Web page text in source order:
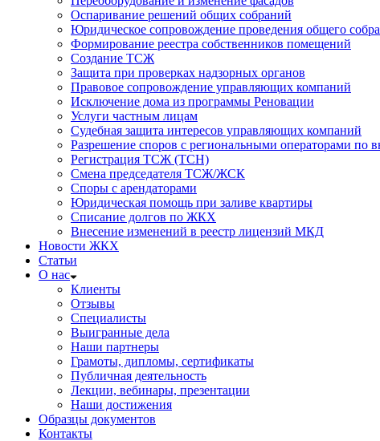
Оспаривание решений общих собраний
Юридическое сопровождение проведения общего
Формирование реестра собственников помещений
Создание ТСЖ
Защита при проверках надзорных органов
Правовое сопровождение управляющих компаний
Исключение дома из программы Реновации
Услуги частным лицам
Судебная защита интересов управляющих компаний
Разрешение споров с региональными операторами по
Регистрация ТСЖ (ТСН)
Смена председателя ТСЖ/ЖСК
Споры с арендаторами
Юридическая помощь при заливе квартиры
Списание долгов по ЖКХ
Внесение изменений в реестр лицензий МКД
Новости ЖКХ
Статьи
О нас
Клиенты
Отзывы
Специалисты
Выигранные дела
Наши партнеры
Грамоты, дипломы, сертификаты
Публичная деятельность
Лекции, вебинары, презентации
Наши достижения
Образцы документов
Контакты